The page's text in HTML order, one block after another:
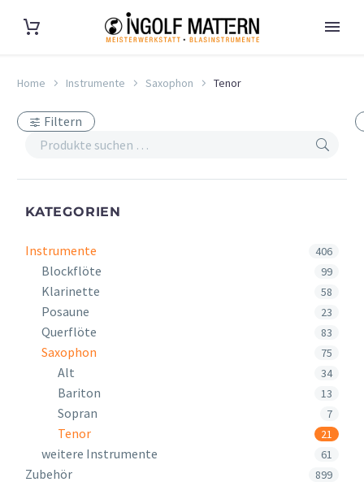
Home Instrumente Saxophon Tenor
Filtern
KATEGORIEN
Instrumente 406
Blockflöte 99
Klarinette 58
Posaune 23
Querflöte 83
Saxophon 75
Alt 34
Bariton 13
Sopran 7
Tenor 21
weitere Instrumente 61
Zubehör 899